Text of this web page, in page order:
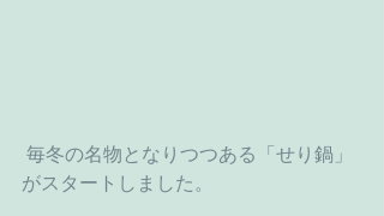
がスタートしました。